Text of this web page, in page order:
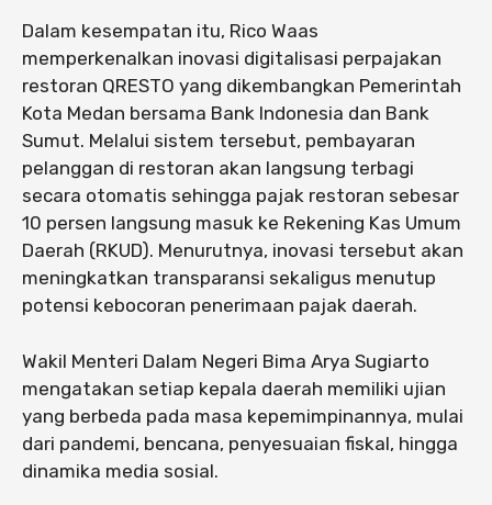
Dalam kesempatan itu, Rico Waas
memperkenalkan inovasi digitalisasi perpajakan
restoran QRESTO yang dikembangkan Pemerintah
Kota Medan bersama Bank Indonesia dan Bank
Sumut. Melalui sistem tersebut, pembayaran
pelanggan di restoran akan langsung terbagi
secara otomatis sehingga pajak restoran sebesar
10 persen langsung masuk ke Rekening Kas Umum
Daerah (RKUD). Menurutnya, inovasi tersebut akan
meningkatkan transparansi sekaligus menutup
potensi kebocoran penerimaan pajak daerah.
Wakil Menteri Dalam Negeri Bima Arya Sugiarto
mengatakan setiap kepala daerah memiliki ujian
yang berbeda pada masa kepemimpinannya, mulai
dari pandemi, bencana, penyesuaian fiskal, hingga
dinamika media sosial.